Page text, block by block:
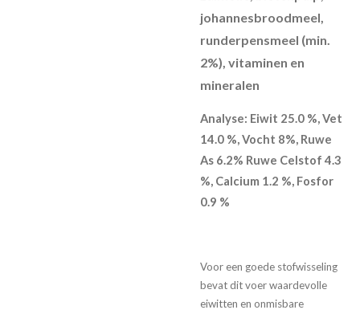
johannesbroodmeel,
runderpensmeel (min.
2%), vitaminen en
mineralen
Analyse: Eiwit 25.0 %, Vet
14.0 %, Vocht 8%, Ruwe
As 6.2% Ruwe Celstof 4.3
%, Calcium 1.2 %, Fosfor
0.9 %
Voor een goede stofwisseling
bevat dit voer waardevolle
eiwitten en onmisbare